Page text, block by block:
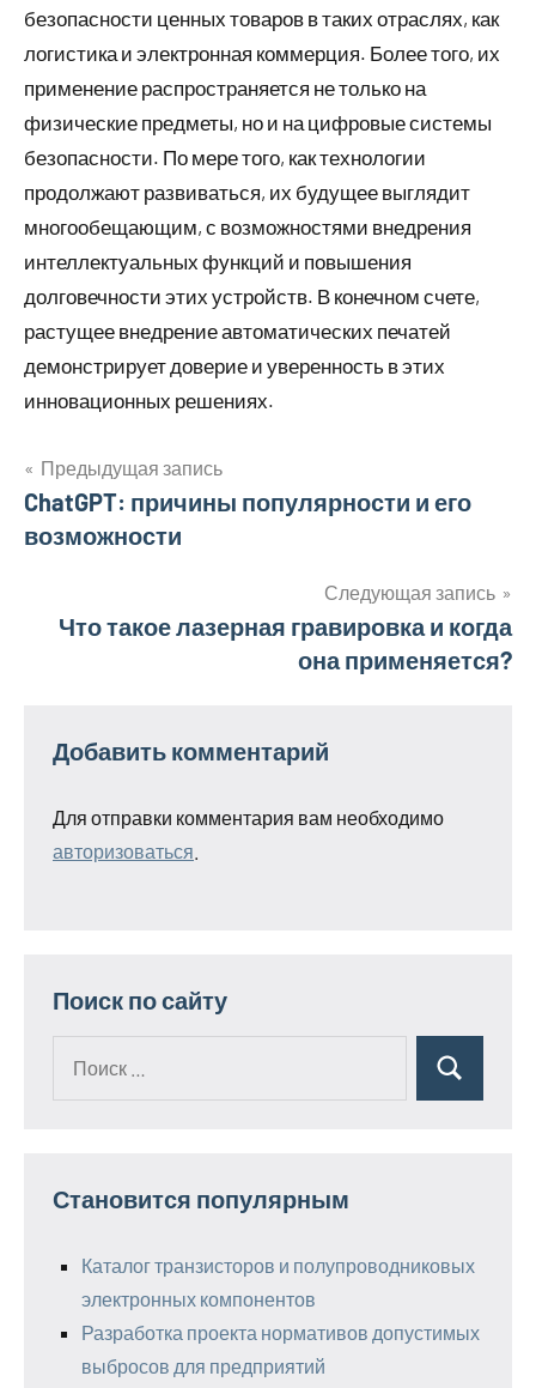
безопасности ценных товаров в таких отраслях, как
логистика и электронная коммерция. Более того, их
применение распространяется не только на
физические предметы, но и на цифровые системы
безопасности. По мере того, как технологии
продолжают развиваться, их будущее выглядит
многообещающим, с возможностями внедрения
интеллектуальных функций и повышения
долговечности этих устройств. В конечном счете,
растущее внедрение автоматических печатей
демонстрирует доверие и уверенность в этих
инновационных решениях.
Навигация
по
Предыдущая запись
ChatGPT: причины популярности и его
возможности
Следующая запись
Что такое лазерная гравировка и когда
она применяется?
Добавить комментарий
Для отправки комментария вам необходимо
авторизоваться
Поиск по сайту
Поиск
Становится популярным
Каталог транзисторов и полупроводниковых
электронных компонентов
Разработка проекта нормативов допустимых
выбросов для предприятий